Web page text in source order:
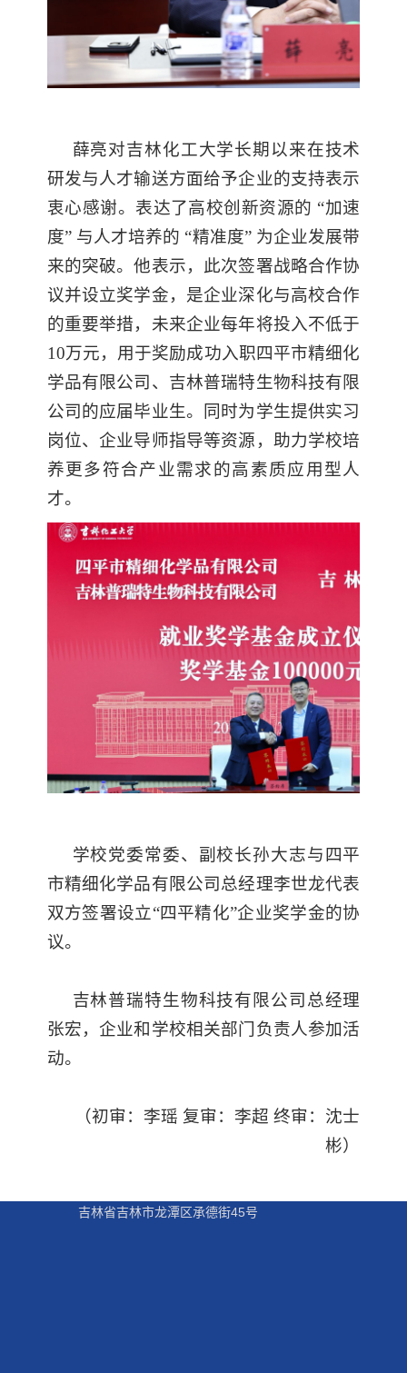
薛亮对吉林化工大学长期以来在技术
研发与人才输送方面给予企业的支持表示
衷心感谢。表达了高校创新资源的 “加速
度” 与人才培养的 “精准度” 为企业发展带
来的突破。他表示，此次签署战略合作协
议并设立奖学金，是企业深化与高校合作
的重要举措，未来企业每年将投入不低于
10万元，用于奖励成功入职四平市精细化
学品有限公司、吉林普瑞特生物科技有限
公司的应届毕业生。同时为学生提供实习
岗位、企业导师指导等资源，助力学校培
养更多符合产业需求的高素质应用型人
才。
学校党委常委、副校长孙大志与四平
市精细化学品有限公司总经理李世龙代表
双方签署设立“四平精化”企业奖学金的协
议。
吉林普瑞特生物科技有限公司总经理
张宏，企业和学校相关部门负责人参加活
动。
（初审：李瑶 复审：李超 终审：沈士
彬）
吉林省吉林市龙潭区承德街45号